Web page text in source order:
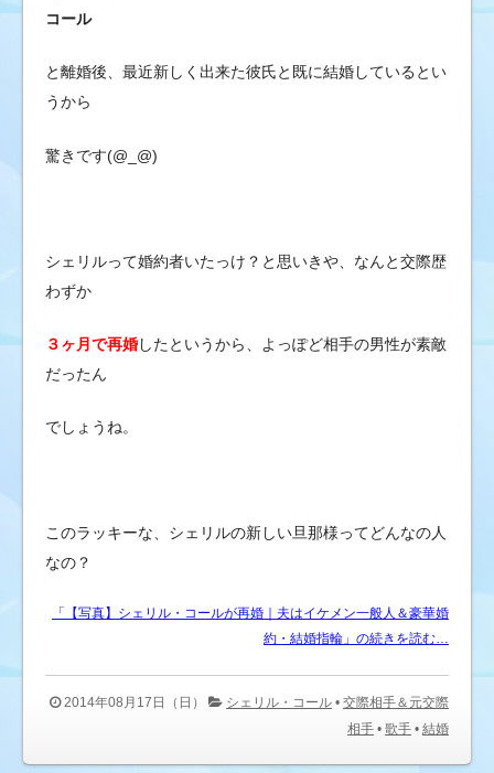
コール
と離婚後、最近新しく出来た彼氏と既に結婚しているとい
うから
驚きです(@_@)
シェリルって婚約者いたっけ？と思いきや、なんと交際歴
わずか
３ヶ月で再婚したというから、よっぽど相手の男性が素敵
だったん
でしょうね。
このラッキーな、シェリルの新しい旦那様ってどんなの人
なの？
「【写真】シェリル・コールが再婚｜夫はイケメン一般人＆豪華婚
約・結婚指輪」の続きを読む…
2014年08月17日（日） シェリル・コール • 交際相手＆元交際
相手 • 歌手 • 結婚